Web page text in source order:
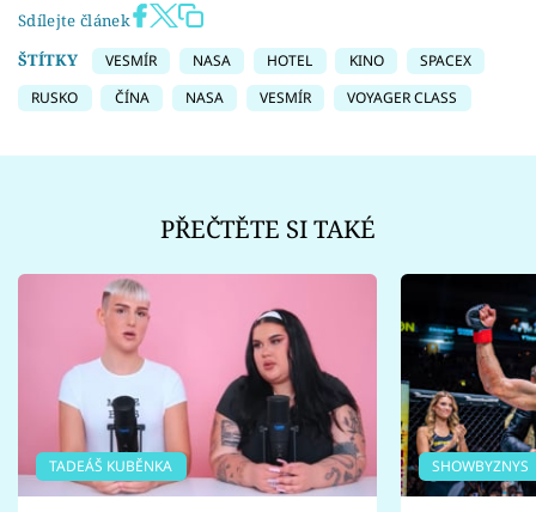
Sdílejte článek
ŠTÍTKY
VESMÍR NASA HOTEL KINO
SPACEX
RUSKO
ČÍNA NASA VESMÍR VOYAGER CLASS
PŘEČTĚTE SI TAKÉ
TADEÁŠ KUBĚNKA SHOWBYZNYS